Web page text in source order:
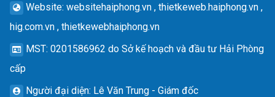
Website: websitehaiphong.vn , thietkeweb.haiphong.vn ,
hig.com.vn , thietkewebhaiphong.vn
MST: 0201586962 do Sở kế hoạch và đầu tư Hải Phòng
cấp
Người đại diện: Lê Văn Trung - Giám đốc